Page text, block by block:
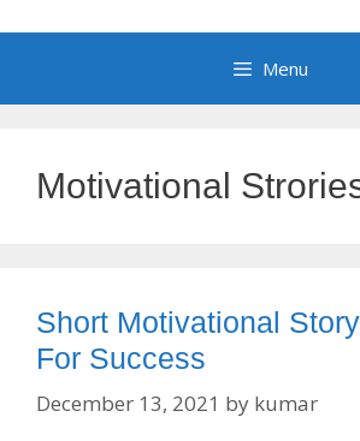
Menu
Motivational
Short Motivational
For Success
December 13, 2021 by kumar